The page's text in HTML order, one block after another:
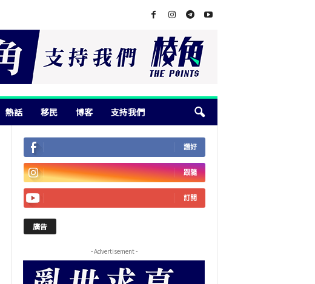
熱話 移民 博客 支持我們
讚好
跟隨
訂閱
廣告
- Advertisement -